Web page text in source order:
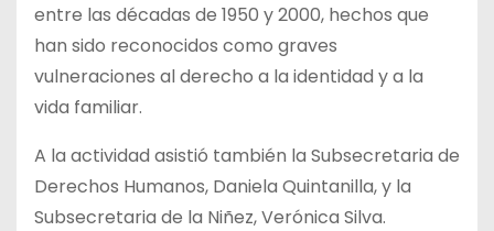
entre las décadas de 1950 y 2000, hechos que
han sido reconocidos como graves
vulneraciones al derecho a la identidad y a la
vida familiar.
A la actividad asistió también la Subsecretaria de
Derechos Humanos, Daniela Quintanilla, y la
Subsecretaria de la Niñez, Verónica Silva.